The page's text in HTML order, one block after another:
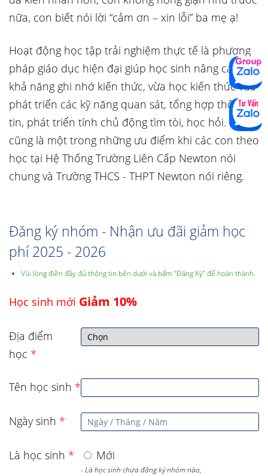
nữa, con biết nói lời “cảm ơn – xin lỗi” ba mẹ ạ!
Hoạt động học tập trải nghiệm thực tế là phương
pháp giáo dục hiện đại giúp học sinh nâng cao
khả năng ghi nhớ kiến thức, vừa học kiến thức vừa
phát triển các kỹ năng quan sát, tổng hợp thông
tin, phát triển tính chủ động tìm tòi, học hỏi. Đó
cũng là một trong những ưu điểm khi các con theo
học tại Hệ Thống Trường Liên Cấp Newton nói
chung và Trường THCS - THPT Newton nói riêng.
Đăng ký nhóm - Nhận ưu đãi giảm học
phí 2025 - 2026
Vùi lòng điền đầy đủ thông tin bên dưới và bấm “Đăng Ký” để hoàn thành.
Học sinh mới Giảm 10%
Địa điểm
học *
Tên học sinh *
Ngày sinh *
Là học sinh * Mới
- Là học sinh chưa đăng ký nhóm nào,